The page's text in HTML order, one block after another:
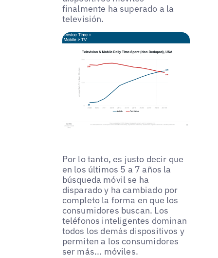
finalmente ha superado a la
televisión.
Por lo tanto, es justo decir que
en los últimos 5 a 7 años la
búsqueda móvil se ha
disparado y ha cambiado por
completo la forma en que los
consumidores buscan. Los
teléfonos inteligentes dominan
todos los demás dispositivos y
permiten a los consumidores
ser más... móviles.